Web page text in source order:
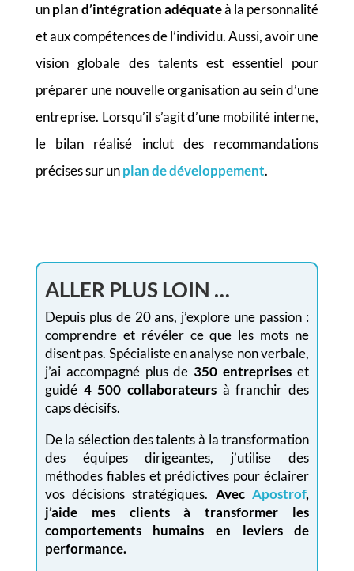
unplan d’intégration adéquateà la personnalité
et aux compétences de l’individu. Aussi, avoir une
vision globale des talents est essentiel pour
préparer une nouvelle organisation au sein d’une
entreprise. Lorsqu’il s’agit d’une mobilité interne,
le bilan réalisé inclut des recommandations
précises sur un plan de développement.
ALLER PLUS LOIN …
Depuis plus de 20 ans, j’explore une passion :
comprendre et révéler ce que les mots ne
disent pas. Spécialiste en analyse non verbale,
j’ai accompagné plus de 350 entreprises et
guidé 4 500 collaborateurs à franchir des
caps décisifs.
De la sélection des talents à la transformation
des équipes dirigeantes, j’utilise des
méthodes fiables et prédictives pour éclairer
vos décisions stratégiques. AvecApostrof,
j’aide mes clients à transformer les
comportements humains en leviers de
performance.